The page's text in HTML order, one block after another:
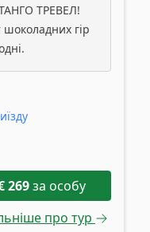
ТРЕВЕЛ!
шоколадних гір
269за особу
про тур